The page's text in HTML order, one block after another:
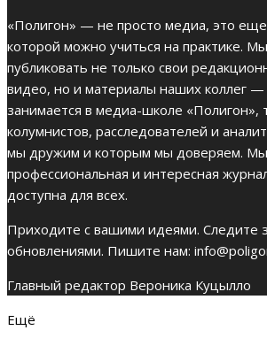
«Полигон» — не просто медиа, это
которой можно учиться на практике.
публиковать не только свои
видео, но и материалы наших коллег —
занимается в медиа-школе «Полигон»,
колумнистов, расследователей и
мы дружим и которым мы доверяем.
профессиональная и интересная
доступна для всех.
Приходите с вашими идеями. Следите
обновлениями. Пишите нам:
Главный редактор Вероника Куцылло
Ещё